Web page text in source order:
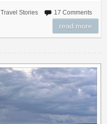
Travel Stories 17 Comments
read more